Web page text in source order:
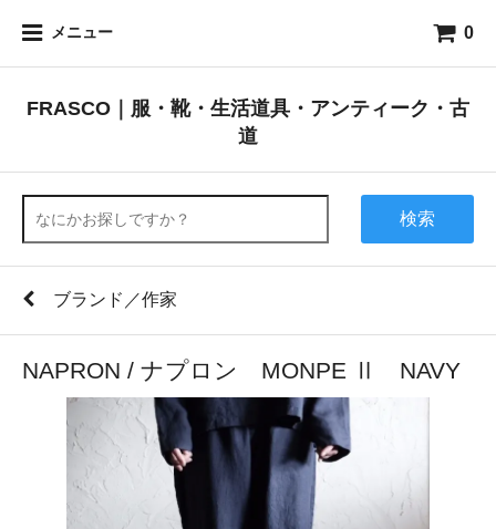
メニュー 0
FRASCO｜服・靴・生活道具・アンティーク・古
道
検索
ブランド／作家
NAPRON / ナプロン MONPE Ⅱ NAVY